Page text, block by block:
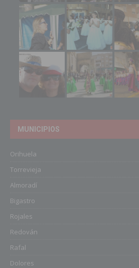
MUNICIPIOS
Orihuela
Torrevieja
Almoradí
Bigastro
Rojales
Redován
Rafal
Dolores